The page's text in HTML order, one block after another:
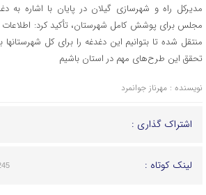
مدیرکل راه و شهرسازی گیلان در پایان با اشاره به
مجلس برای پوشش کامل شهرستان، تأکید کرد: اطلاعات
منتقل شده تا بتوانیم این دغدغه را برای کل شهرستانها
تحقق این طرح‌های مهم در استان باشیم
نویسنده : مهرناز جوانمرد
اشتراک گذاری :
لینک کوتاه :